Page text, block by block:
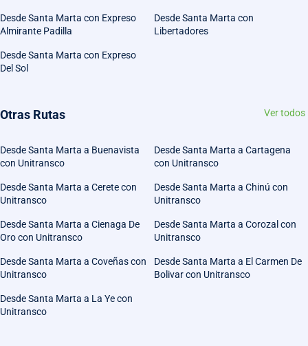
Desde Santa Marta con Expreso
Almirante Padilla
Desde Santa Marta con
Libertadores
Desde Santa Marta con Expreso
Del Sol
Otras Rutas Ver todos
Desde Santa Marta a Buenavista
con Unitransco
Desde Santa Marta a Cartagena
con Unitransco
Desde Santa Marta a Cerete con
Unitransco
Desde Santa Marta a Chinú con
Unitransco
Desde Santa Marta a Cienaga De
Oro con Unitransco
Desde Santa Marta a Corozal con
Unitransco
Desde Santa Marta a Coveñas con
Unitransco
Desde Santa Marta a El Carmen De
Bolivar con Unitransco
Desde Santa Marta a La Ye con
Unitransco